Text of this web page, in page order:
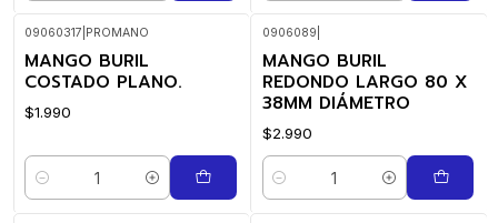
09060317 PROMANO
MANGO BURIL
COSTADO PLANO.
$1.990
Quantidade
0906089
MANGO BURIL
REDONDO LARGO 80 X
38MM DIÁMETRO
$2.990
Quantidade